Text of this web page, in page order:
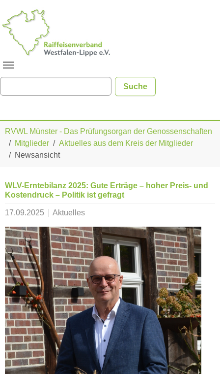
RVWL Münster - Das Prüfungsorgan der Genossenschaften
Mitglieder
Aktuelles aus dem Kreis der Mitglieder
Newsansicht
WLV-Erntebilanz 2025: Gute Erträge – hoher Preis- und
Kostendruck – Politik ist gefragt
17.09.2025 Aktuelles